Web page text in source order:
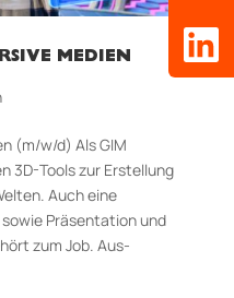
MEDIEN
(m/w/d) Als GIM
3D-Tools zur Erstellung
Auch eine
Präsentation und
zum Job. Aus­